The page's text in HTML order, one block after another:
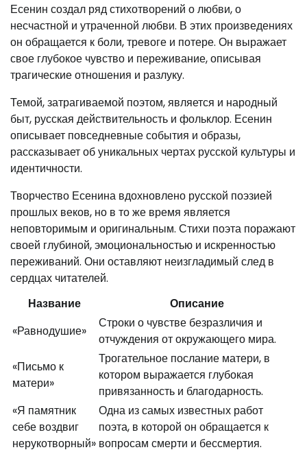
Есенин создал ряд стихотворений о любви, о
несчастной и утраченной любви. В этих произведениях
он обращается к боли, тревоге и потере. Он выражает
свое глубокое чувство и переживание, описывая
трагические отношения и разлуку.
Темой, затрагиваемой поэтом, является и народный
быт, русская действительность и фольклор. Есенин
описывает повседневные события и образы,
рассказывает об уникальных чертах русской культуры и
идентичности.
Творчество Есенина вдохновлено русской поэзией
прошлых веков, но в то же время является
неповторимым и оригинальным. Стихи поэта поражают
своей глубиной, эмоциональностью и искренностью
переживаний. Они оставляют неизгладимый след в
сердцах читателей.
Название
Описание
«Равнодушие»
Строки о чувстве безразличия и
отчуждения от окружающего мира.
«Письмо к
матери»
Трогательное послание матери, в
котором выражается глубокая
привязанность и благодарность.
«Я памятник
себе воздвиг
нерукотворный»
Одна из самых известных работ
поэта, в которой он обращается к
вопросам смерти и бессмертия.